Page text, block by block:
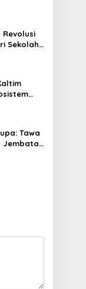
Revolusi
Sekolah,
Tawa
Jembatan